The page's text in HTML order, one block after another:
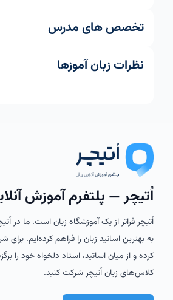
تخصص های مدرس
نظرات زبان آموزها
اُتیچر — پلتفرم آموزش
اُتیچر فراتر از یک آموزشگاه زبان است. ما در
به بهترین اساتید زبان را فراهم کرده‌ایم.
کرده و از میان اساتید، استاد دلخواه خود را
کلاس‌های زبان اُتیچر شرکت کنید.